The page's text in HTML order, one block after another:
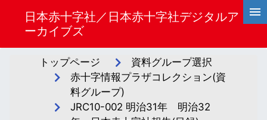
日本赤十字社／日本赤十字社デジタルア
ーカイブズ
トップページ
資料グループ選択
赤十字情報プラザコレクション(資
料グループ)
JRC10-002 明治31年 明治32